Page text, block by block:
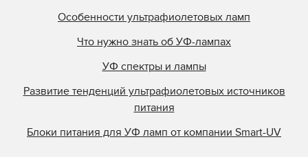
Особенности ультрафиолетовых ламп
Что нужно знать об УФ-лампах
УФ спектры и лампы
Развитие тенденций ультрафиолетовых источников
питания
Блоки питания для УФ ламп от компании Smart-UV